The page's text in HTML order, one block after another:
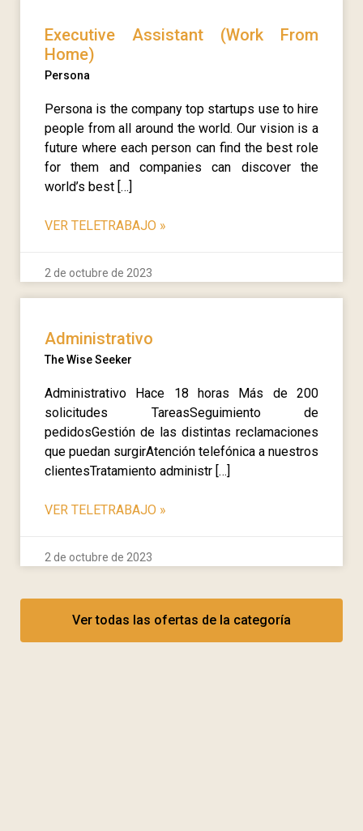
Executive Assistant (Work From
Home)
Persona
Persona is the company top startups use to hire
people from all around the world. Our vision is a
future where each person can find the best role
for them and companies can discover the
world’s best […]
VER TELETRABAJO »
2 de octubre de 2023
Administrativo
The Wise Seeker
Administrativo Hace 18 horas Más de 200
solicitudes TareasSeguimiento de
pedidosGestión de las distintas reclamaciones
que puedan surgirAtención telefónica a nuestros
clientesTratamiento administr […]
VER TELETRABAJO »
2 de octubre de 2023
Ver todas las ofertas de la categoría